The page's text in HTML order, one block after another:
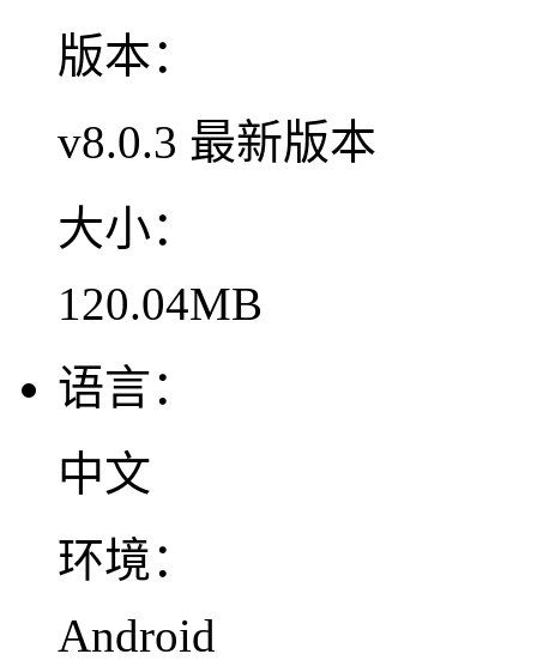
版本：
v8.0.3 最新版本
大小：
120.04MB
语言：
中文
环境：
Android